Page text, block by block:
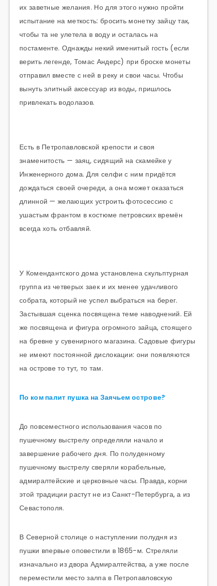
их заветные желания. Но для этого нужно пройти
испытание на меткость: бросить монетку зайцу так,
чтобы та не улетела в воду и осталась на
постаменте. Однажды некий именитый гость (если
верить легенде, Томас Андерс) при броске монеты
отправил вместе с ней в реку и свои часы. Чтобы
вынуть элитный аксессуар из воды, пришлось
привлекать водолазов.
Есть в Петропавловской крепости и своя
знаменитость — заяц, сидящий на скамейке у
Инженерного дома. Для селфи с ним придётся
дождаться своей очереди, а она может оказаться
длинной — желающих устроить фотосессию с
ушастым франтом в костюме петровских времён
всегда хоть отбавляй.
У Комендантского дома установлена скульптурная
группа из четверых заек и их менее удачливого
собрата, который не успел выбраться на берег.
Застывшая сценка посвящена теме наводнений. Ей
же посвящена и фигура огромного зайца, стоящего
на бревне у сувенирного магазина. Садовые фигуры
не имеют постоянной дислокации: они появляются
на острове то тут, то там.
По ком палит пушка на Заячьем острове?
До повсеместного использования часов по
пушечному выстрелу определяли начало и
завершение рабочего дня. По полуденному
пушечному выстрелу сверяли корабельные,
адмиралтейские и церковные часы. Правда, корни
этой традиции растут не из Санкт-Петербурга, а из
Севастополя.
В Северной столице о наступлении полудня из
пушки впервые оповестили в 1865-м. Стреляли
изначально из двора Адмиралтейства, а уже после
переместили место залпа в Петропавловскую